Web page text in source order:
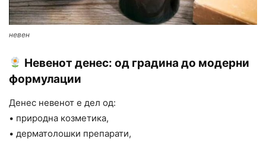
невен
Невенот денес: од градина до модерни
формулации
Денес невенот е дел од:
• природна козметика,
• дерматолошки препарати,